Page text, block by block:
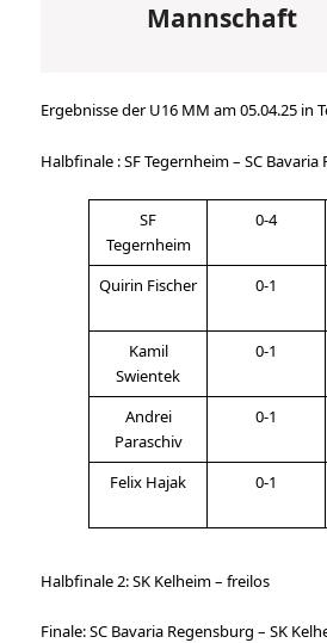
Mannschaft
Ergebnisse der U16 MM am 05.04.25 in
Halbfinale : SF Tegernheim – SC Bavaria
SF
Tegernheim
0-4
Quirin Fischer
0-1
Kamil
Swientek
0-1
Andrei
Paraschiv
0-1
Felix Hajak
0-1
Halbfinale 2: SK Kelheim – freilos
Finale: SC Bavaria Regensburg – SK